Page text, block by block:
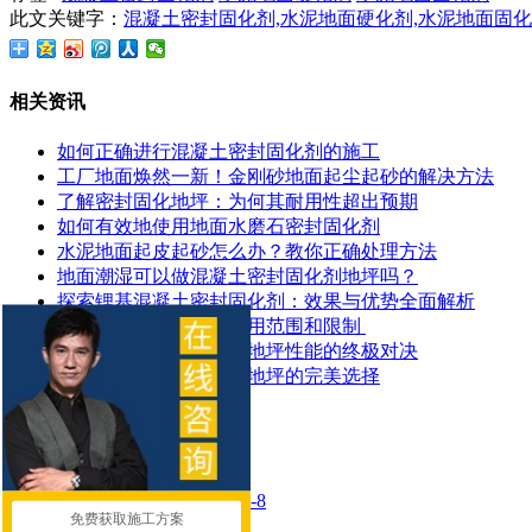
此文关键字： 混凝土密封固化剂,水泥地面硬化剂,水泥地面固
相关资讯
如何正确进行混凝土密封固化剂的施工
工厂地面焕然一新！金刚砂地面起尘起砂的解决方法
了解密封固化地坪：为何其耐用性超出预期
如何有效地使用地面水磨石密封固化剂
水泥地面起皮起砂怎么办？教你正确处理方法
地面潮湿可以做混凝土密封固化剂地坪吗？
探索锂基混凝土密封固化剂：效果与优势全面解析
​混凝土密封固化剂的应用范围和限制 ​
混凝土染色地坪与环氧地坪性能的终极对决
让停车场更耐用：固化地坪的完美选择
推荐产品
混凝土密封固化剂 LTK-8
免费获取施工方案